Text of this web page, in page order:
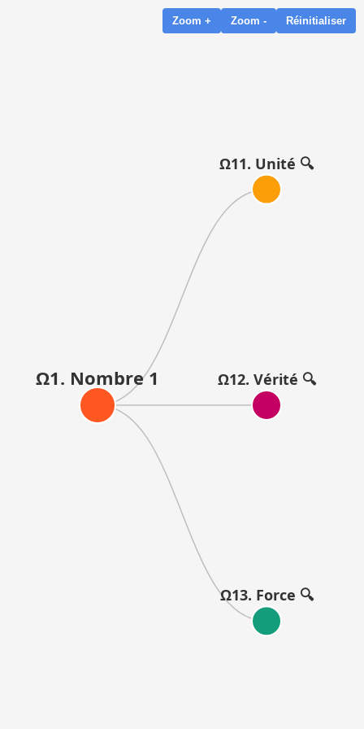
Ω1. Nombre 1
Ω11. Unité 🔍
Ω12. Vérité 🔍
Ω13. Force 🔍
Zoom + Zoom - Réinitialiser